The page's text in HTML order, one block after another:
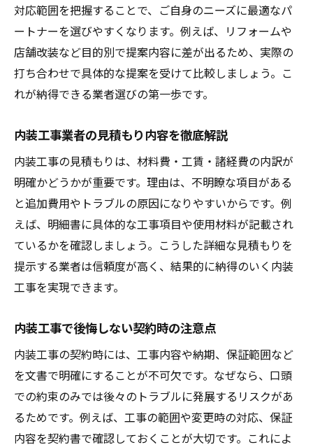
対応範囲を把握することで、ご自身のニーズに最適なパ
ートナーを選びやすくなります。例えば、リフォームや
店舗改装など目的別で提案内容に差が出るため、実際の
打ち合わせで具体的な提案を受けて比較しましょう。こ
れが納得できる業者選びの第一歩です。
内装工事業者の見積もり内容を徹底解説
内装工事の見積もりは、材料費・工賃・諸経費の内訳が
明確かどうかが重要です。理由は、不明瞭な項目がある
と追加費用やトラブルの原因になりやすいからです。例
えば、明細書に具体的な工事項目や使用材料が記載され
ているかを確認しましょう。こうした詳細な見積もりを
提示する業者は信頼度が高く、結果的に納得のいく内装
工事を実現できます。
内装工事で後悔しない契約時の注意点
内装工事の契約時には、工事内容や納期、保証範囲など
を文書で明確にすることが不可欠です。なぜなら、口頭
での約束のみでは後々のトラブルに発展するリスクがあ
るためです。例えば、工事の範囲や変更時の対応、保証
内容を契約書で確認しておくことが大切です。これによ